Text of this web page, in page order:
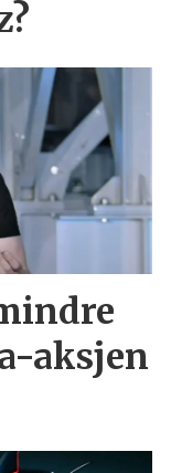
aksjen